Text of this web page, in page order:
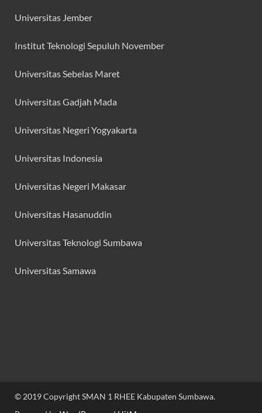
Universitas Jember
Institut Teknologi Sepuluh November
Universitas Sebelas Maret
Universitas Gadjah Mada
Universitas Negeri Yogyakarta
Universitas Indonesia
Universitas Negeri Makasar
Universitas Hasanuddin
Universitas Teknologi Sumbawa
Universitas Samawa
© 2019 Copyright SMAN 1 RHEE Kabupaten Sumbawa.